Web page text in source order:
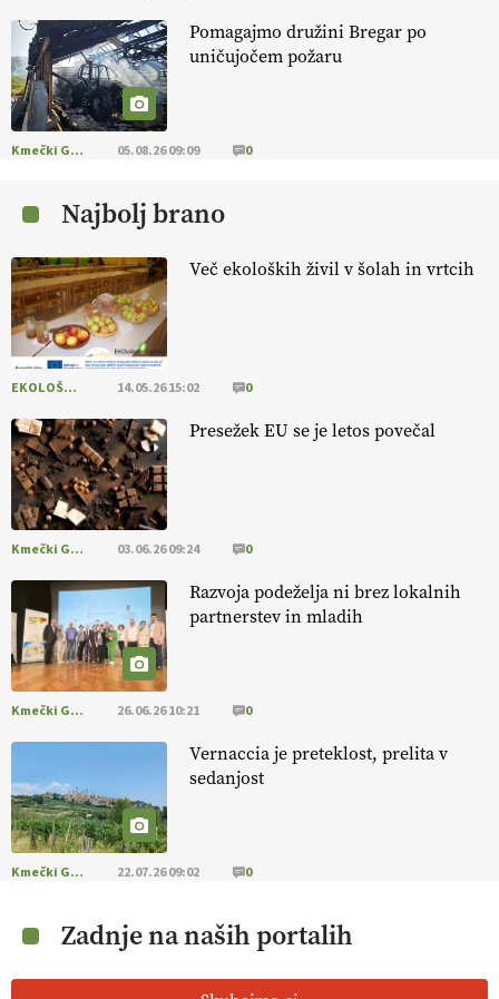
KMETIJSKA LIGA PRVAKOV: POMLADITEV
KMETIJSKE EKIPE
KMETIJSKA LIGA PRVAKOV: UKRAJINA vs.
EVROPA
EKOloško = logično: ekološka kmetija
EKOloško = logično: VLOG Okus je
pomembnejši od izgleda
EKOloško = logično: ekološka kmetija PR'
RAKARI
Pomagajmo družini Bregar po
uničujočem požaru
Kmečki Glas 05.08.26 09:09 0
Najbolj brano
Več ekoloških živil v šolah in vrtcih
EKOLOŠKO LOGIČNO 14.05.26 15:02 0
Presežek EU se je letos povečal
Kmečki Glas 03.06.26 09:24 0
Razvoja podeželja ni brez lokalnih
partnerstev in mladih
Kmečki Glas 26.06.26 10:21 0
Vernaccia je preteklost, prelita v
sedanjost
Kmečki Glas 22.07.26 09:02 0
Zadnje na naših portalih